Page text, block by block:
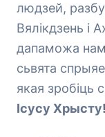
людзей,
Вялікдзень і
дапаможа нам
сьвята
якая зробіць
Ісусу Хрысту!